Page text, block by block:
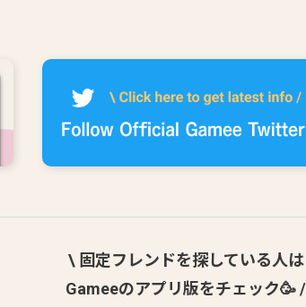
\ 固定フレンドを探している人は
Gameeのアプリ版をチェック🥳 /